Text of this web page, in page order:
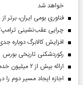
خواهد شد
فناوری بومی ایران، برتر
چرایی عقب‌نشینی
افزایش کالابرگ دوباره
رکوردشکنی تاریخی بورس
ارائه بیش از ۲ میلیون خدمت بهداشتی در اربعین حسینی
اجازه ایجاد مسیر دوم